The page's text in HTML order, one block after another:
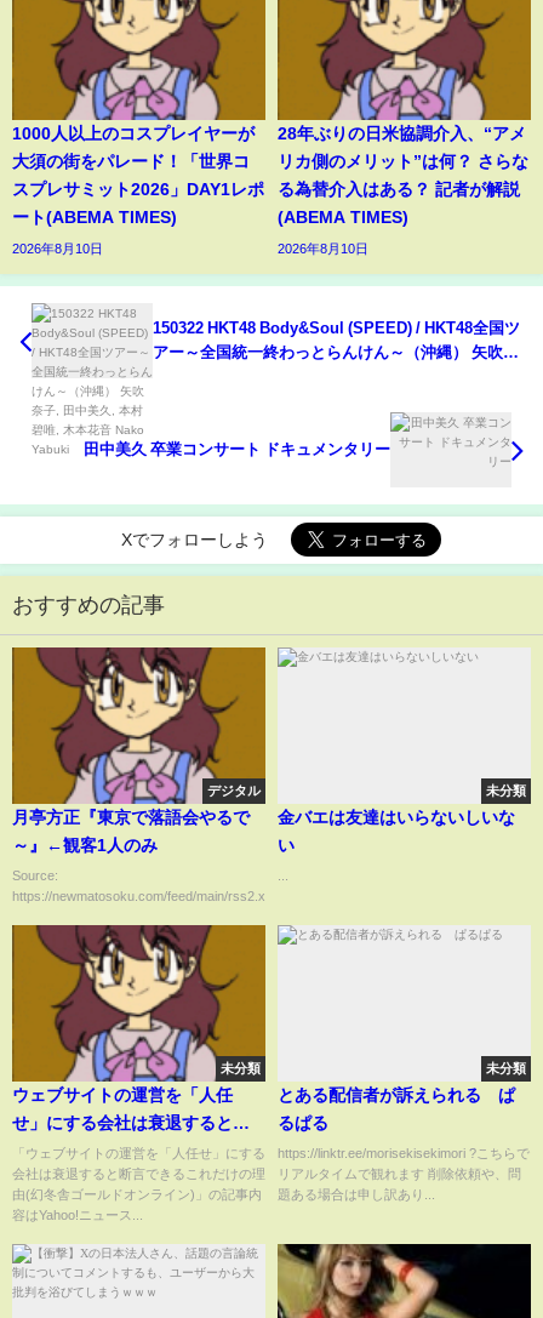
1000人以上のコスプレイヤーが
大須の街をパレード！「世界コ
スプレサミット2026」DAY1レポ
ート(ABEMA TIMES)
2026年8月10日
28年ぶりの日米協調介入、“アメ
リカ側のメリット”は何？ さらな
る為替介入はある？ 記者が解説
(ABEMA TIMES)
2026年8月10日
150322 HKT48 Body&Soul (SPEED) / HKT48全国ツ
アー～全国統一終わっとらんけん～（沖縄） 矢吹奈
田中美久 卒業コンサート ドキュメンタリー
Xでフォローしよう
おすすめの記事
デジタル
月亭方正『東京で落語会やるで
～』←観客1人のみ
Source:
https://newmatosoku.com/feed/main/rss2.xml...
未分類
金バエは友達はいらないしいな
い
未分類
ウェブサイトの運営を「人任
せ」にする会社は衰退すると断
言できるこれだけの理由(幻冬舎
ゴールドオンライン)
「ウェブサイトの運営を「人任せ」にする
会社は衰退すると断言できるこれだけの理
由(幻冬舎ゴールドオンライン)」の記事内
容はYahoo!ニュース...
未分類
とある配信者が訴えられる ぱ
るぱる
https://linktr.ee/morisekisekimori ?こちらで
リアルタイムで観れます 削除依頼や、問
題ある場合は申し訳あり...